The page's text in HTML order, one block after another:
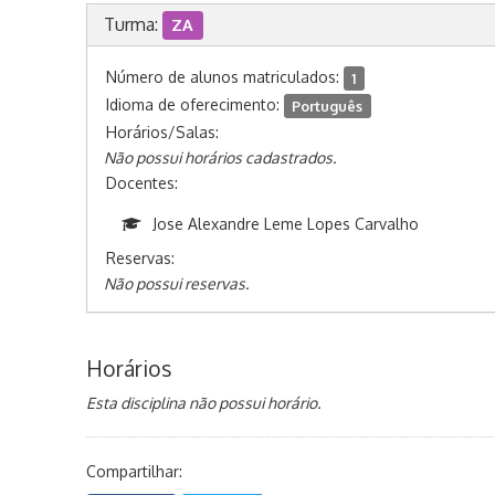
Turma: ZA
Número de alunos matriculados: 1
Idioma de oferecimento: Português
Horários/Salas:
Não possui horários cadastrados.
Docentes:
Jose Alexandre Leme Lopes Carvalho
Reservas:
Não possui reservas.
Horários
Esta disciplina não possui horário.
Compartilhar: